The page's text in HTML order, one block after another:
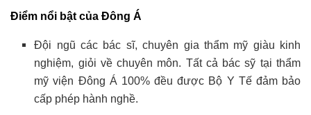
Điểm nổi bật của Đông Á
Đội ngũ các bác sĩ, chuyên gia thẩm mỹ giàu kinh
nghiệm, giỏi về chuyên môn. Tất cả bác sỹ tại thẩm
mỹ viện Đông Á 100% đều được Bộ Y Tế đảm bảo
cấp phép hành nghề.